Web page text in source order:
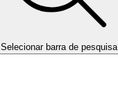
Selecionar barra de pesquisa